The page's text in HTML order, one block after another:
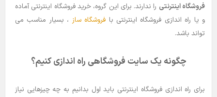
فروشگاه اینترنتی را ندارند. برای این گروه، خرید فروشگاه اینترنتی آماده
و یا راه اندازی فروشگاه اینترنتی با فروشگاه ساز ، بسیار مناسب می
تواند باشد.
چگونه یک سایت فروشگاهی راه اندازی کنیم؟
برای راه اندازی فروشگاه اینترنتی باید اول بدانیم به چه چیزهایی نیاز